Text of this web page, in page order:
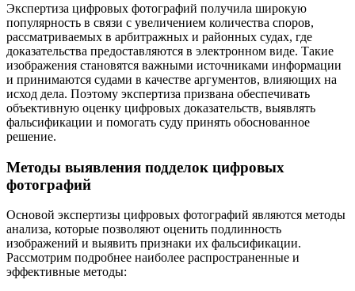
Экспертиза цифровых фотографий получила широкую
популярность в связи с увеличением количества споров,
рассматриваемых в арбитражных и районных судах, где
доказательства предоставляются в электронном виде. Такие
изображения становятся важными источниками информации
и принимаются судами в качестве аргументов, влияющих на
исход дела. Поэтому экспертиза призвана обеспечивать
объективную оценку цифровых доказательств, выявлять
фальсификации и помогать суду принять обоснованное
решение.
Методы выявления подделок цифровых
фотографий
Основой экспертизы цифровых фотографий являются методы
анализа, которые позволяют оценить подлинность
изображений и выявить признаки их фальсификации.
Рассмотрим подробнее наиболее распространенные и
эффективные методы: